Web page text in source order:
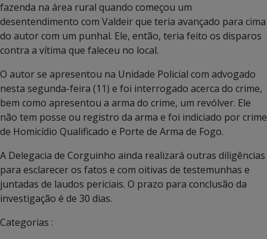
fazenda na área rural quando começou um
desentendimento com Valdeir que teria avançado para cima
do autor com um punhal. Ele, então, teria feito os disparos
contra a vítima que faleceu no local.
O autor se apresentou na Unidade Policial com advogado
nesta segunda-feira (11) e foi interrogado acerca do crime,
bem como apresentou a arma do crime, um revólver. Ele
não tem posse ou registro da arma e foi indiciado por crime
de Homicídio Qualificado e Porte de Arma de Fogo.
A Delegacia de Corguinho ainda realizará outras diligências
para esclarecer os fatos e com oitivas de testemunhas e
juntadas de laudos periciais. O prazo para conclusão da
investigação é de 30 dias.
Categorias :